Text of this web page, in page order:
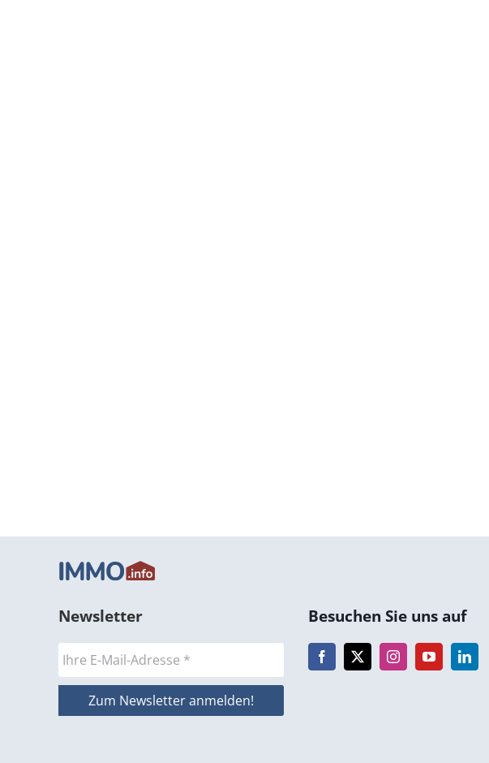
Newsletter Besuchen Sie uns auf